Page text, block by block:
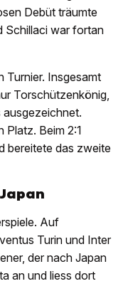
Debüt träumte
Schillaci war fortan
Turnier. Insgesamt
Torschützenkönig,
ausgezeichnet.
Platz. Beim 2:1
bereitete das zweite
Auf
Turin und Inter
der nach Japan
an und liess dort